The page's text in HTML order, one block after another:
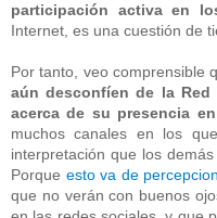
participación activa en
Internet, es una cuestión de
Por tanto, veo comprensible
aún desconfíen de la Red
acerca de su presencia
muchos canales en los
interpretación que los
Porque esto va de
que no verán con buenos